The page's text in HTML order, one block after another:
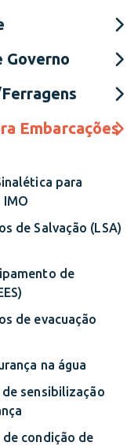
Governo
Embarcações
para
IMO
de Salvação (LSA)
de
de evacuação
na água
sensibilização
condição de